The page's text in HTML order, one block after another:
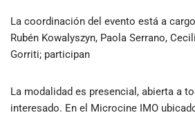
La coordinación del evento está a
Rubén Kowalyszyn, Paola Serrano,
Gorriti; participan
La modalidad es presencial, abierta a
interesado. En el Microcine IMO